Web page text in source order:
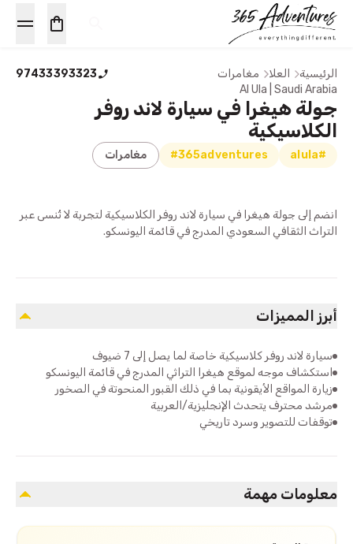
الرئيسية العلا مغامرات
97433393323
Al Ula | Saudi Arabia
جولة هيغرا في سيارة لاند روفر
الكلاسيكية
#alula
#365adventures مغامرات
انضم إلى جولة هيغرا في سيارة لاند روفر الكلاسيكية لتجربة لا تُنسى عبر
التراث الثقافي السعودي المدرج في قائمة اليونسكو.
أبرز المميزات
سيارة لاند روفر كلاسيكية خاصة لما يصل إلى 7 ضيوف
استكشاف موجه لموقع هيغرا التراثي المدرج في قائمة اليونسكو
زيارة المواقع الأيقونية بما في ذلك القبور المنحوتة في الصخور
مرشد محترف يتحدث الإنجليزية/العربية
توقفات للتصوير وسرد تاريخي
معلومات مهمة